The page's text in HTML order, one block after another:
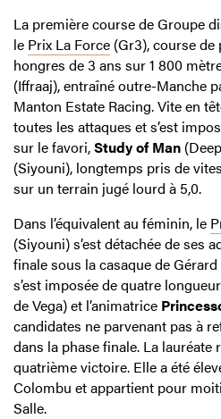
La première course de Groupe
le Prix La Force (Gr3), course
hongres de 3 ans sur 1 800
(Iffraaj), entraîné outre-Manche
Manton Estate Racing. Vite en
toutes les attaques et s’est
sur le favori,Study of Man
(Siyouni), longtemps pris de
sur un terrain jugé lourd à 5,0.
Dans l’équivalent au féminin, le
(Siyouni) s’est détachée de ses
finale sous la casaque de
s’est imposée de quatre
de Vega) et l’animatrice
candidates ne parvenant pas à
dans la phase finale. La
quatrième victoire. Elle a été
Colombu et appartient pour
Salle.